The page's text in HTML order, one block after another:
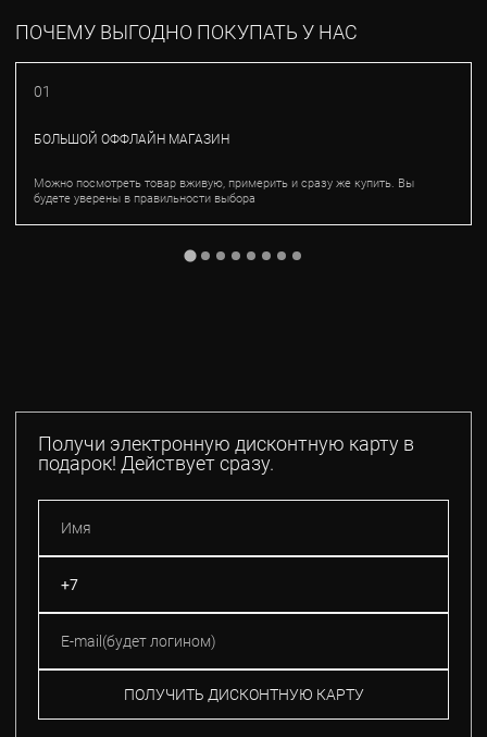
ПОЧЕМУ ВЫГОДНО ПОКУПАТЬ У НАС
01
БОЛЬШОЙ ОФФЛАЙН МАГАЗИН
Можно посмотреть товар вживую, примерить и сразу же купить. Вы
будете уверены в правильности выбора
Получи электронную дисконтную карту в
подарок! Действует сразу.
ПОЛУЧИТЬ ДИСКОНТНУЮ КАРТУ